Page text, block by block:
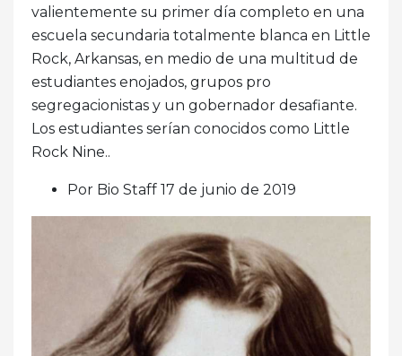
valientemente su primer día completo en una
escuela secundaria totalmente blanca en Little
Rock, Arkansas, en medio de una multitud de
estudiantes enojados, grupos pro
segregacionistas y un gobernador desafiante.
Los estudiantes serían conocidos como Little
Rock Nine..
Por Bio Staff 17 de junio de 2019